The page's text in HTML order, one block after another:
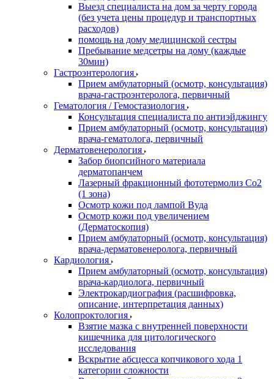
Выезд специалиста на дом за черту города
(без учета цены процедур и транспортных
расходов)
помощь на дому медицинской сестры
Пребывание медсетры на дому (каждые
30мин)
Гастроэнтерология
Прием амбулаторный (осмотр, консультация)
врача-гастроэнтеролога, первичный
Гематология / Гемостазиология
Консультация специалиста по антиэйджингу
Прием амбулаторный (осмотр, консультация)
врача-гематолога, первичный
Дерматовенерология
Забор биопсийного материала
дерматопанчем
Лазерный фракционный фототермолиз Со2
(1 зона)
Осмотр кожи под лампой Вуда
Осмотр кожи под увеличением
(Дерматоскопия)
Прием амбулаторный (осмотр, консультация)
врача-дерматовенеролога, первичный
Кардиология
Прием амбулаторный (осмотр, консультация)
врача-кардиолога, первичный
Электрокардиография (расшифровка,
описание, интерпретация данных)
Колопроктология
Взятие мазка с внутренней поверхности
кишечника для цитологического
исследования
Вскрытие абсцесса копчикового хода 1
категории сложности